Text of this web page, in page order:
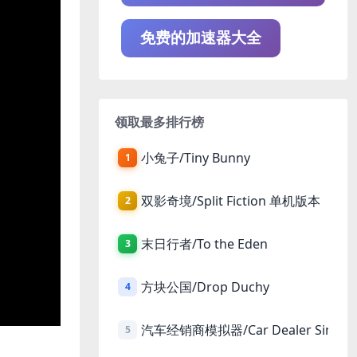
免费的加速器大全
领取最多排行榜
1 小兔子/Tiny Bunny
2 双影奇境/Split Fiction 单机版本
3 末日行者/To the Eden
4 方块公国/Drop Duchy
5 汽车经销商模拟器/Car Dealer